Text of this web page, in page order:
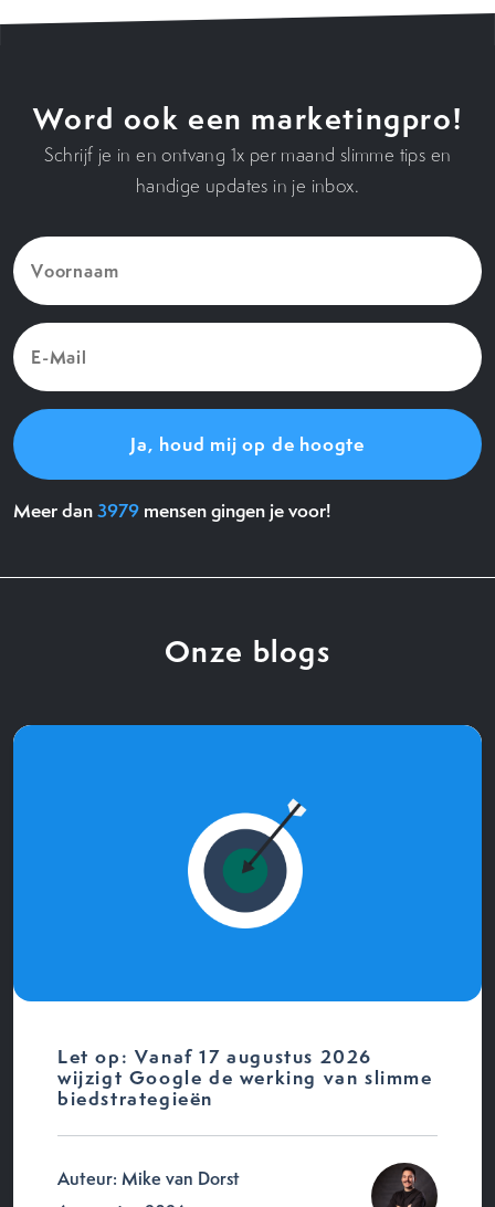
Word ook een marketingpro!
Schrijf je in en ontvang 1x per maand slimme tips en
handige updates in je inbox.
Voornaam
(Vereist)
E-
Mail
(Vereist)
Meer dan3979 mensen gingen je voor!
Onze blogs
Let op: Vanaf 17 augustus 2026
wijzigt Google de werking van slimme
biedstrategieën
Auteur: Mike van Dorst